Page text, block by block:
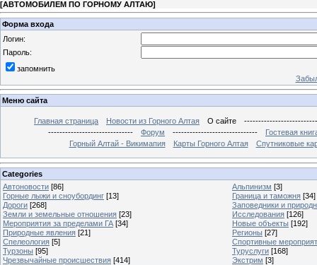
[АВТОМОБИЛЕМ ПО ГОРНОМУ АЛТАЮ]
Форма входа
Логин:
Пароль:
запомнить
Меню сайта
Главная страница Новости из Горного Алтая О сайте
------------------------------
Форум ------------------------------
Гостевая
Горный Алтай - Викимапия
Карты Горного Алтая Спутниковые
Categories
Автоновости [86] Альпинизм [3]
Горные лыжи и сноубординг [13] Граница и таможня [34]
Дороги [268]
Заповедники и
Земли и земельные отношения [23] Исследования [126]
Мероприятия за пределами ГА [34] Новые объекты [192]
Природные явления [21] Регионы [27]
Спелеология [5]
Спортивные
Турзоны [95] Туруслуги [168]
Чрезвычайные происшествия [414] Экстрим [3]